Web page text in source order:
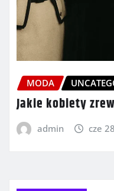
MODA
Jakie kobiety
admin cze